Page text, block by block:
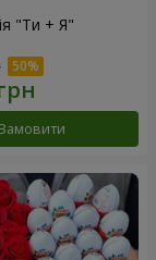
"Ти + Я"
Замовити